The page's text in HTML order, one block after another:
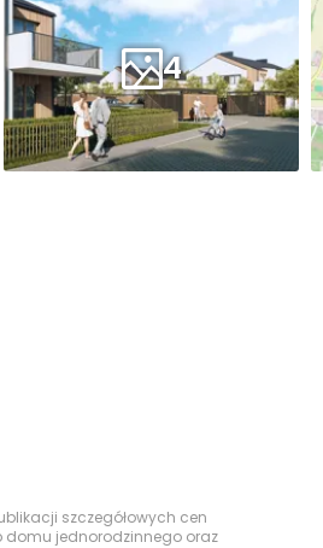
4
szczegółowych cen
domu jednorodzinnego oraz